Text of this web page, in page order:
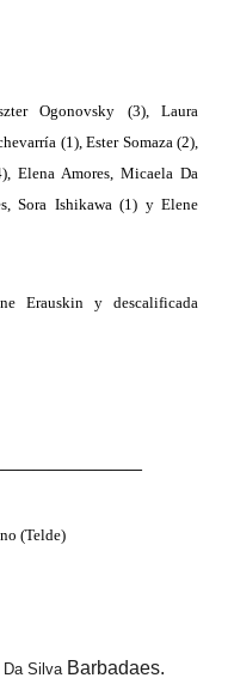
Ogonovsky (3), Laura
(1), Ester Somaza (2),
, Elena Amores, Micaela Da
Sora Ishikawa (1) y Elene
Erauskin y descalificada
(Telde)
Da Silva Barbadaes.